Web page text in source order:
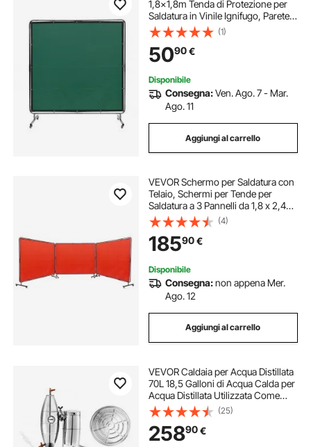
1,8x1,8m Tenda di Protezione per
Saldatura in Vinile Ignifugo, Parete
di Protezione per Saldatura con 4
Ruote Girevoli Coperta per
Saldatura con Protezione UV
Colore Verde
(1)
5090€
Disponibile
Consegna:Ven. Ago. 7 - Mar.
Ago. 11
Aggiungi al carrello
VEVOR Schermo per Saldatura con
Telaio, Schermi per Tende per
Saldatura a 3 Pannelli da 1,8 x 2,4
m, Schermo di Protezione per
Saldatura in Vinile Ignifugo su 12
Ruote Girevoli (6 Bloccabili)
(4)
18590€
Disponibile
Consegna:non appena Mer.
Ago. 12
Aggiungi al carrello
VEVOR Caldaia per Acqua Distillata
70L 18,5 Galloni di Acqua Calda per
Acqua Distillata Utilizzata Come
Serbatoio di Fermentazione per
Fermentare Bevande o Condimenti
40 x 40 cm in Acciaio Inox
(25)
25890€